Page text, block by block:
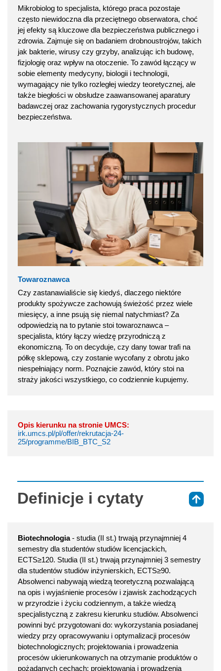
Mikrobiolog to specjalista, którego praca pozostaje
często niewidoczna dla przeciętnego obserwatora, choć
jej efekty są kluczowe dla bezpieczeństwa publicznego i
zdrowia. Zajmuje się on badaniem drobnoustrojów, takich
jak bakterie, wirusy czy grzyby, analizując ich budowę,
fizjologię oraz wpływ na otoczenie. To zawód łączący w
sobie elementy medycyny, biologii i technologii,
wymagający nie tylko rozległej wiedzy teoretycznej, ale
także biegłości w obsłudze zaawansowanej aparatury
badawczej oraz zachowania rygorystycznych procedur
bezpieczeństwa.
Towaroznawca
Czy zastanawialiście się kiedyś, dlaczego niektóre
produkty spożywcze zachowują świeżość przez wiele
miesięcy, a inne psują się niemal natychmiast? Za
odpowiedzią na to pytanie stoi towaroznawca –
specjalista, który łączy wiedzę przyrodniczą z
ekonomiczną. To on decyduje, czy dany towar trafi na
półkę sklepową, czy zostanie wycofany z obrotu jako
niespełniający norm. Poznajcie zawód, który stoi na
straży jakości wszystkiego, co codziennie kupujemy.
Opis kierunku na stronie UMCS:
irk.umcs.pl/pl/offer/rekrutacja-24-
25/programme/BIB_BTC_S2
Definicje i cytaty
Biotechnologia- studia (II st.) trwają przynajmniej 4
semestry dla studentów studiów licencjackich,
ECTS≥120. Studia (II st.) trwają przynajmniej 3 semestry
dla studentów studiów inżynierskich, ECTS≥90.
Absolwenci nabywają wiedzą teoretyczną pozwalającą
na opis i wyjaśnienie procesów i zjawisk zachodzących
w przyrodzie i życiu codziennym, a także wiedzą
specjalistyczną z zakresu kierunku studiów. Absolwenci
powinni być przygotowani do: wykorzystania posiadanej
wiedzy przy opracowywaniu i optymalizacji procesów
biotechnologicznych; projektowania i prowadzenia
procesów ukierunkowanych na otrzymanie produktów o
pożądanych cechach; projektowania i prowadzenia